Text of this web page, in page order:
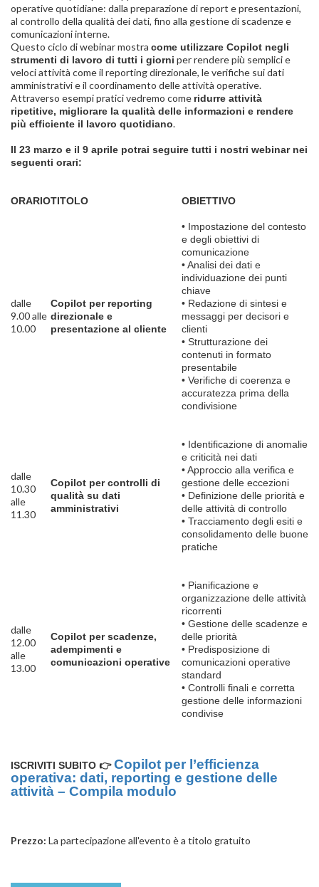
operative quotidiane: dalla preparazione di report e presentazioni,
al controllo della qualità dei dati, fino alla gestione di scadenze e
comunicazioni interne.
Questo ciclo di webinar mostra come utilizzare Copilot negli
strumenti di lavoro di tutti i giorni per rendere più semplici e
veloci attività come il reporting direzionale, le verifiche sui dati
amministrativi e il coordinamento delle attività operative.
Attraverso esempi pratici vedremo come ridurre attività
ripetitive, migliorare la qualità delle informazioni e rendere
più efficiente il lavoro quotidiano.
Il 23 marzo e il 9 aprile potrai seguire tutti i nostri webinar nei
seguenti orari:
ORARIOTITOLO OBIETTIVO
dalle
9.00 alle
10.00
Copilot per reporting
direzionale e
presentazione al cliente
• Impostazione del contesto
e degli obiettivi di
comunicazione
• Analisi dei dati e
individuazione dei punti
chiave
• Redazione di sintesi e
messaggi per decisori e
clienti
• Strutturazione dei
contenuti in formato
presentabile
• Verifiche di coerenza e
accuratezza prima della
condivisione
dalle
10.30
alle
11.30
Copilot per controlli di
qualità su dati
amministrativi
• Identificazione di anomalie
e criticità nei dati
• Approccio alla verifica e
gestione delle eccezioni
• Definizione delle priorità e
delle attività di controllo
• Tracciamento degli esiti e
consolidamento delle buone
pratiche
dalle
12.00
alle
13.00
Copilot per scadenze,
adempimenti e
comunicazioni operative
• Pianificazione e
organizzazione delle attività
ricorrenti
• Gestione delle scadenze e
delle priorità
• Predisposizione di
comunicazioni operative
standard
• Controlli finali e corretta
gestione delle informazioni
condivise
ISCRIVITI SUBITO 👉Copilot per l’efficienza
operativa: dati, reporting e gestione delle
attività – Compila modulo
Prezzo: La partecipazione all'evento è a titolo gratuito